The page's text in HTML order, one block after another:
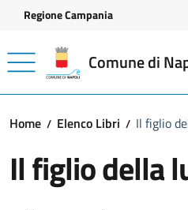
Vai ai contenuti
Vai al footer
Regione Campania
Comune di
Home Elenco Libri Il figlio
Il figlio della